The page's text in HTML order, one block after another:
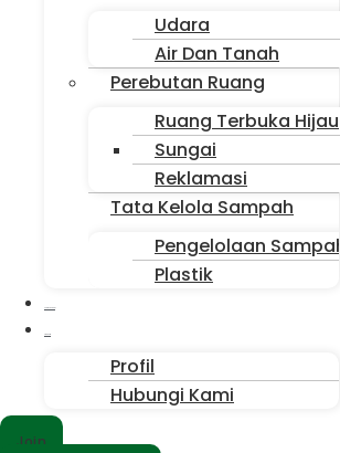
Udara
Air Dan Tanah
Perebutan Ruang
Ruang Terbuka Hijau
Sungai
Reklamasi
Tata Kelola Sampah
Pengelolaan Sampah
Plastik
Profil
Hubungi Kami
Join